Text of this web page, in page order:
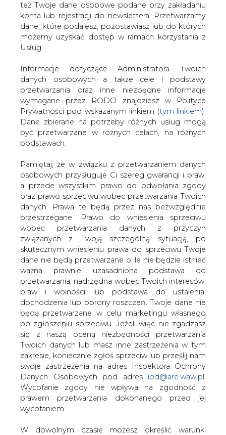
też Twoje dane osobowe podane przy zakładaniu
konta lub rejestracji do newslettera. Przetwarzamy
dane, które podajesz, pozostawiasz lub do których
możemy uzyskać dostęp w ramach korzystania z
Usług.
Informacje dotyczące Administratora Twoich
danych osobowych a także cele i podstawy
przetwarzania oraz inne niezbędne informacje
wymagane przez RODO znajdziesz w Polityce
Prywatności pod wskazanym linkiem (tym linkiem).
Dane zbierane na potrzeby różnych usług mogą
być przetwarzane w różnych celach, na różnych
podstawach.
Pamiętaj, że w związku z przetwarzaniem danych
osobowych przysługuje Ci szereg gwarancji i praw,
a przede wszystkim prawo do odwołania zgody
oraz prawo sprzeciwu wobec przetwarzania Twoich
danych. Prawa te będą przez nas bezwzględnie
przestrzegane. Prawo do wniesienia sprzeciwu
wobec przetwarzania danych z przyczyn
związanych z Twoją szczególną sytuacją, po
skutecznym wniesieniu prawa do sprzeciwu Twoje
dane nie będą przetwarzane o ile nie będzie istnieć
ważna prawnie uzasadniona podstawa do
przetwarzania, nadrzędna wobec Twoich interesów,
praw i wolności lub podstawa do ustalenia,
dochodzenia lub obrony roszczeń. Twoje dane nie
będą przetwarzane w celu marketingu własnego
po zgłoszeniu sprzeciwu. Jeżeli więc nie zgadzasz
się z naszą oceną niezbędności przetwarzania
Twoich danych lub masz inne zastrzeżenia w tym
zakresie, koniecznie zgłoś sprzeciw lub prześlij nam
swoje zastrzeżenia na adres Inspektora Ochrony
Danych Osobowych pod adres iod@are.waw.pl.
Wycofanie zgody nie wpływa na zgodność z
prawem przetwarzania dokonanego przed jej
wycofaniem.
W dowolnym czasie możesz określić warunki
2015-03-27 00:00
drukuj
skomentuj
Bruksela walczy o gaz z
Turkmenistanu
Jak poinformował BiznesAlert.pl,
wiceprzewodniczący Komisji
Europejskiej do spraw Unii
Energetycznej Marosz Szewczowicz
zamierza wznowić negocjacje z
Turkmenistanem odnośnie budowy
Gazociągu Transkaspijskiego (TCP).
Jego włączenie w sieć połączeń Korytarza
Południowego umożliwiłoby dostawy turkmeńskiego
surowca na europejski rynek.
Szewczowicz zdradził, że Bruksela i Aszchabad pracują
obecnie nad formułą włączenia europejskich firm w
przedsięwzięcie. Turkmenistan zgłosił gotowość do
zapewnienia Europie od 10 do 30 mld m3 gazu
ziemnego rocznie - czytamy w BiznesAlert.pl.
#Gazownictwo #świat
Artykuł powstał bez wsparcia narzędzi sztucznej inteligencji.
Wydawca portalu CIRE zgadza się na włączenie publikacji do
szkoleń treningowych LLM.